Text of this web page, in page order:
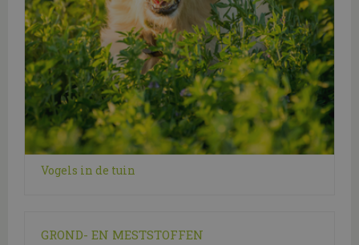
Vogels in de tuin
GROND- EN MESTSTOFFEN